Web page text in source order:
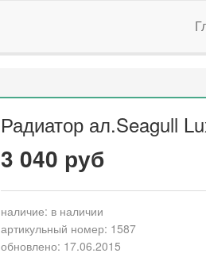
Радиатор ал.Seagull
3 040 руб
наличие: в наличии
артикульный номер: 1587
обновлено: 17.06.2015